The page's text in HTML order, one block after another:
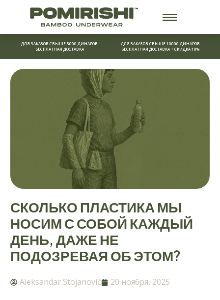
Перейти
содержимому
ДЛЯ ЗАКАЗОВ СВЫШЕ 5000 ДИНАРОВ
БЕСПЛАТНАЯ ДОСТАВКА
ДЛЯ ЗАКАЗОВ СВЫШЕ 10000 ДИНАРОВ
БЕСПЛАТНАЯ ДОСТАВКА + СКИДКА 10%
СКОЛЬКО ПЛАСТИКА МЫ
НОСИМ С СОБОЙ КАЖДЫЙ
ДЕНЬ, ДАЖЕ НЕ
ПОДОЗРЕВАЯ ОБ ЭТОМ?
Aleksandar Stojanović
20 ноября, 2025